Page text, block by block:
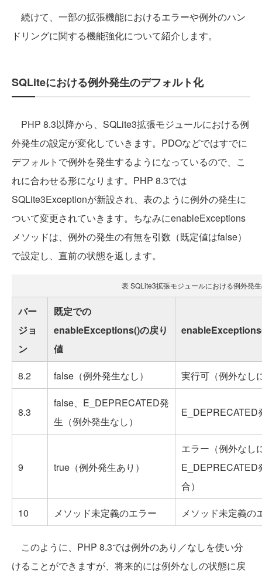
続けて、一部の拡張機能におけるエラーや例外のハン
ドリングに関する機能強化について紹介します。
SQLiteにおける例外発生のデフォルト化
PHP 8.3以降から、SQLite3拡張モジュールにおける例
外発生の設定が変化していきます。PDOなどではすでに
デフォルトで例外を発生するようになっているので、こ
れに合わせる形になります。PHP 8.3では
SQLite3Exceptionが新設され、表のように例外の発生に
ついて変更されていきます。ちなみにenableExceptions
メソッドは、例外の発生の有無を引数（既定値はfalse）
で設定し、直前の状態を返します。
表 SQLite3拡張モジュールにおける例外発
バー
ジョ
ン
既定での
enableExceptions()の戻り
値
8.2 false（例外発生なし） 実行可（例外なし
8.3
false、E_DEPRECATED発
生（例外発生なし）
E_DEPRECATED
9 true（例外発生あり）
エラー（例外なし
E_DEPRECATED
合）
10
メソッド未定義のエラー メソッド未定義の
このように、PHP 8.3では例外のあり／なしを使い分
けることができますが、将来的には例外なしの状態に戻